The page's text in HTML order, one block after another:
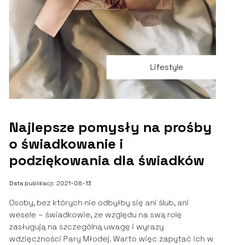
Lifestyle
Najlepsze pomysły na prośby
o świadkowanie i
podziękowania dla świadków
Data publikacji: 2021-08-13
Osoby, bez których nie odbyłby się ani ślub, ani
wesele – świadkowie, ze względu na swą rolę
zasługują na szczególną uwagę i wyrazy
wdzięczności Pary Młodej. Warto więc zapytać ich w